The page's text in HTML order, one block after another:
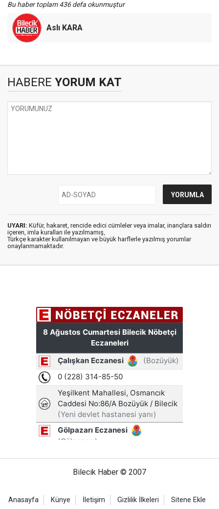
Bu haber toplam 436 defa okunmuştur
Aslı KARA
HABERE YORUM KAT
UYARI: Küfür, hakaret, rencide edici cümleler veya imalar, inançlara saldırı
içeren, imla kuralları ile yazılmamış,
Türkçe karakter kullanılmayan ve büyük harflerle yazılmış yorumlar
onaylanmamaktadır.
Bilecik Haber © 2007
Anasayfa Künye İletişim Gizlilik İlkeleri Sitene Ekle